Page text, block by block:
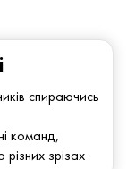
спираючись
команд,
різних зрізах